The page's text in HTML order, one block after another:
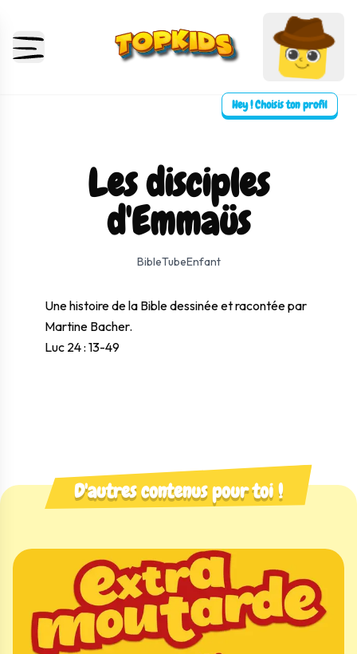
Hey ! Choisis ton profil
Les disciples
d'Emmaüs
BibleTubeEnfant
0:00
Une histoire de la Bible dessinée et racontée par
Martine Bacher.
Luc 24 : 13-49
D'autres contenus pour toi !